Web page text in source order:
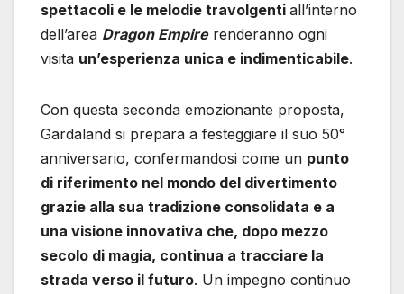
spettacoli e le melodie travolgenti all’interno
dell’area Dragon Empirerenderanno ogni
visita un’esperienza unica e indimenticabile.
Con questa seconda emozionante proposta,
Gardaland si prepara a festeggiare il suo 50°
anniversario, confermandosi come un punto
di riferimento nel mondo del divertimento
grazie alla sua tradizione consolidata e a
una visione innovativa che, dopo mezzo
secolo di magia, continua a tracciare la
strada verso il futuro. Un impegno continuo